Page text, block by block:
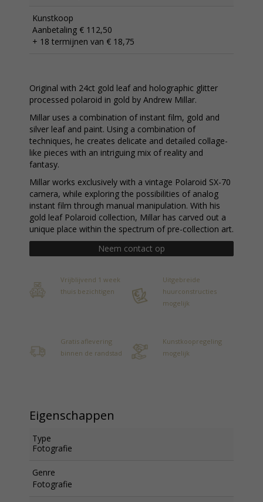
Kunstkoop
Aanbetaling € 112,50
+ 18 termijnen van € 18,75
Original with 24ct gold leaf and holographic glitter
processed polaroid in gold by Andrew Millar.
Millar uses a combination of instant film, gold and
silver leaf and paint. Using a combination of
techniques, he creates delicate and detailed collage-
like pieces with an intriguing mix of reality and
fantasy.
Millar works exclusively with a vintage Polaroid SX-70
camera, while exploring the possibilities of analog
instant film through manual manipulation. With his
gold leaf Polaroid collection, Millar has carved out a
unique place within the spectrum of pre-collection art.
Neem contact op
Vrijblijvend 1 week
thuis bezichtigen
Uitgebreide
huurconstructies
mogelijk
Gratis aflevering
binnen de randstad
Kunstkoopregeling
mogelijk
Eigenschappen
Type
Fotografie
Genre
Fotografie